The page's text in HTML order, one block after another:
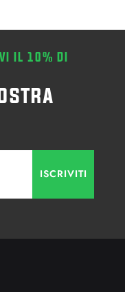
IL 10% DI